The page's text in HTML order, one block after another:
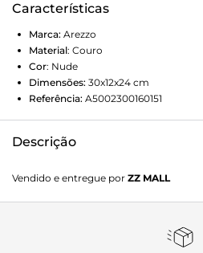
Características
Marca: Arezzo
Material: Couro
Cor: Nude
Dimensões: 30x12x24 cm
Referência: A5002300160151
Descrição
estruturado e capas frontal e
texturizado wave, além de
com regulagem e alças de mão
Vendido e entregue por ZZ MALL